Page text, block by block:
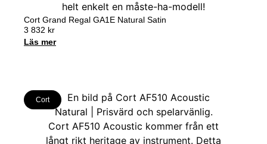
Cort Grand Regal GA1E Natural Satin
3 832 kr
Läs mer
Cort